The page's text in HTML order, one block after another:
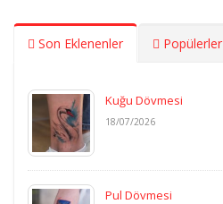
Son Eklenenler Popülerler
Kuğu Dövmesi
18/07/2026
Pul Dövmesi